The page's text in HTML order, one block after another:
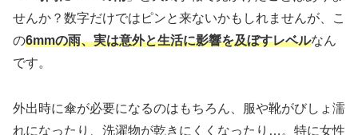
せんか？数字だけではピンと来ないかもしれませんが、こ
の6mmの雨、実は意外と生活に影響を及ぼすレベルなん
です。
外出時に傘が必要になるのはもちろん、服や靴がびしょ濡
れになったり、洗濯物が乾きにくくなったり…。特に女性